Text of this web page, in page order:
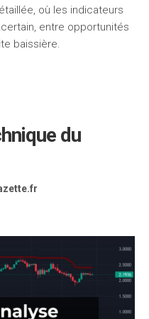
où les indicateurs
entre opportunités
baissière.
du